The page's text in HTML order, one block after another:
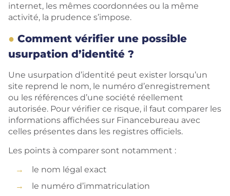
internet, les mêmes coordonnées ou la même
activité, la prudence s’impose.
Comment vérifier une possible
usurpation d’identité ?
Une usurpation d’identité peut exister lorsqu’un
site reprend le nom, le numéro d’enregistrement
ou les références d’une société réellement
autorisée. Pour vérifier ce risque, il faut comparer les
informations affichées sur Financebureau avec
celles présentes dans les registres officiels.
Les points à comparer sont notamment :
le nom légal exact
le numéro d’immatriculation